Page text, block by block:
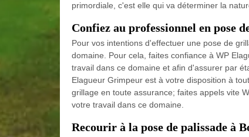
primordiale, c'est elle qui va déterminer la
Confiez au professionnel en pose
Pour vos intentions d'effectuer une pose de
domaine. Pour cela, faites confiance à WP
travail dans ce domaine et afin d'assurer par
Elagueur Grimpeur est à votre disposition à
grillage en toute assurance; faites appels vite
votre travail dans ce domaine.
Recourir à la pose de palissade à